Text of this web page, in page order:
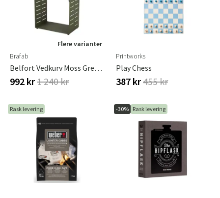
Flere varianter
Brafab
Belfort Vedkurv Moss Green Brafab
992 kr1 240 kr
Printworks
Play Chess
387 kr455 kr
Rask levering -30% Rask levering